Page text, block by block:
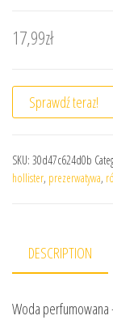
17,99zł
Sprawdź teraz!
SKU: 30d47c624d0b
hollister, prezerwatywa,
DESCRIPTION
Woda perfumowana